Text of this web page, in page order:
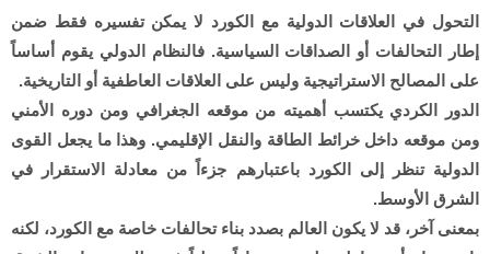
التحول في العلاقات الدولية مع الكورد لا يمكن تفسيره فقط ضمن
إطار التحالفات أو الصداقات السياسية. فالنظام الدولي يقوم أساساً
على المصالح الاستراتيجية وليس على العلاقات العاطفية أو التاريخية.
الدور الكردي يكتسب أهميته من موقعه الجغرافي ومن دوره الأمني
ومن موقعه داخل خرائط الطاقة والنقل الإقليمي. وهذا ما يجعل القوى
الدولية تنظر إلى الكورد باعتبارهم جزءاً من معادلة الاستقرار في
الشرق الأوسط.
بمعنى آخر، قد لا يكون العالم بصدد بناء تحالفات خاصة مع الكورد، لكنه